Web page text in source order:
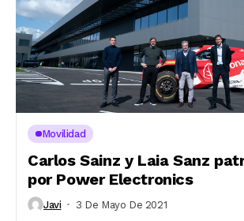
Movilidad
Carlos Sainz y Laia Sanz
por Power Electronics
Javi 3 De Mayo De 2021